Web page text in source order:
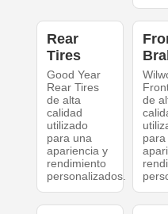
Rear
Tires
Good Year
Rear Tires
de alta
calidad
utilizado
para una
apariencia y
rendimiento
personalizados.
de